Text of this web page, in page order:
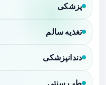
پزشکی
تغذیه سالم
دندانپزشکی
طب سنتی